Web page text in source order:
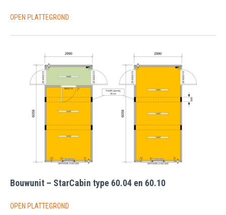
OPEN PLATTEGROND
Bouwunit – StarCabin type 60.04 en 60.10
OPEN PLATTEGROND